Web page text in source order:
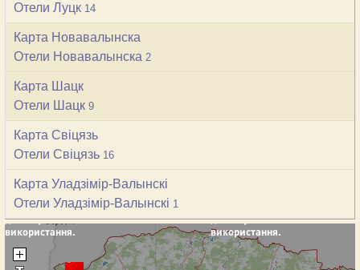
Отели Луцк 14
Карта Новавалынска
Отели Новавалынска 2
Карта Шацк
Отели Шацк 9
Карта Свіцязь
Отели Свіцязь 16
Карта Уладзімір-Валынскі
Отели Уладзімір-Валынскі 1